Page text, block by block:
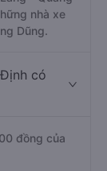
nhà xe
Dũng.
có
đồng của